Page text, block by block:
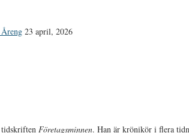
23 april, 2026
Företagsminnen. Han är krönikör i flera